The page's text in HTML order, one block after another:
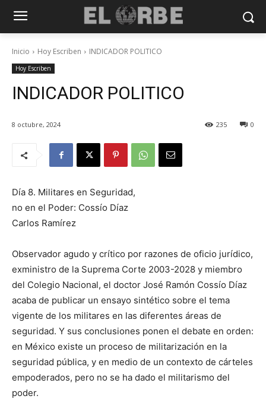
Inicio Hoy Escriben INDICADOR POLITICO
Hoy Escriben
INDICADOR POLITICO
8 octubre, 2024 0
235
Día 8. Militares en Seguridad,
no en el Poder: Cossío Díaz
Carlos Ramírez
Observador agudo y crítico por razones de oficio jurídico,
exministro de la Suprema Corte 2003-2028 y miembro
del Colegio Nacional, el doctor José Ramón Cossío Díaz
acaba de publicar un ensayo sintético sobre el tema
vigente de los militares en las diferentes áreas de
seguridad. Y sus conclusiones ponen el debate en orden:
en México existe un proceso de militarización en la
seguridad pública, y en medio de un contexto de cárteles
empoderados, pero no se ha dado el militarismo del
poder.